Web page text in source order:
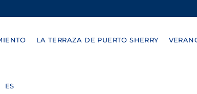
LA TERRAZA DE PUERTO SHERRY
ES